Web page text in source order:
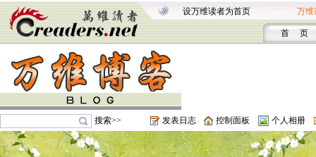
设万维读者为首页 万维
首 页
搜索>> 发表日志 控制面板 个人相册